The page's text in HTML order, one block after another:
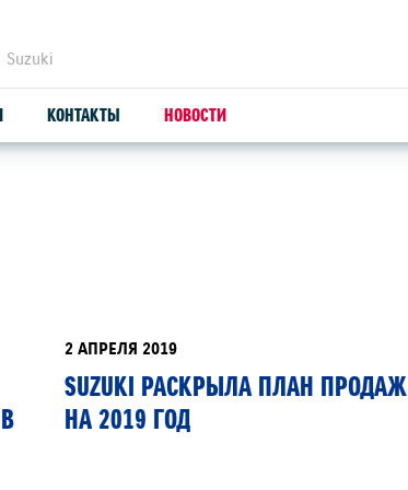
КУЗОВНЫЕ ЗАПЧАСТИ И РЕМОНТ
УЗНАТЬ СТОИМОСТЬ ДЕТАЛИ
КОНТАКТЫ НОВОСТИ
2 АПРЕЛЯ 2019
SUZUKI РАСКРЫЛА ПЛАН ПРОДАЖ
НА 2019 ГОД